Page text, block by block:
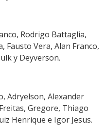
Rodrigo Battaglia,
Fausto Vera, Alan Franco,
y Deyverson.
Adryelson, Alexander
Gregore, Thiago
Henrique e Igor Jesus.